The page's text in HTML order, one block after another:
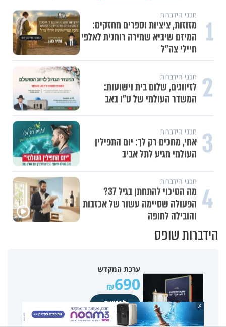
1 תכני הידברות
מזוזות, ציציות וספרים מחזקים:
המיזם שיביא שמירה רוחנית לאלפי
חיילי צה"ל
2 תכני הידברות
לזיווגים, שלום בית וישועות:
המשדר העולמי של ט"ו באב
3 תכני הידברות
אחי, מחכים רק לך: יום התפילין
העולמי מגיע לתל אביב
4 תכני הידברות
מה הסיכוי להתחתן בגיל 37?
הפעולה שסיימה עשור של אכזבות
והובילה לחופה
הידברות שופס
ערכת המקדש
690
לרכישה X